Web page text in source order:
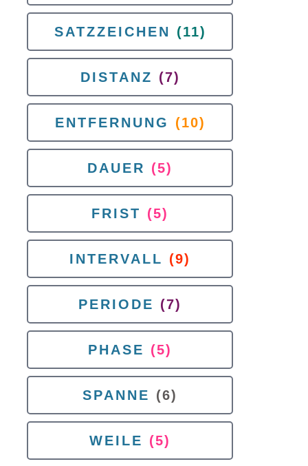
SATZZEICHEN (11)
DISTANZ (7)
ENTFERNUNG (10)
DAUER (5)
FRIST (5)
INTERVALL (9)
PERIODE (7)
PHASE (5)
SPANNE (6)
WEILE (5)